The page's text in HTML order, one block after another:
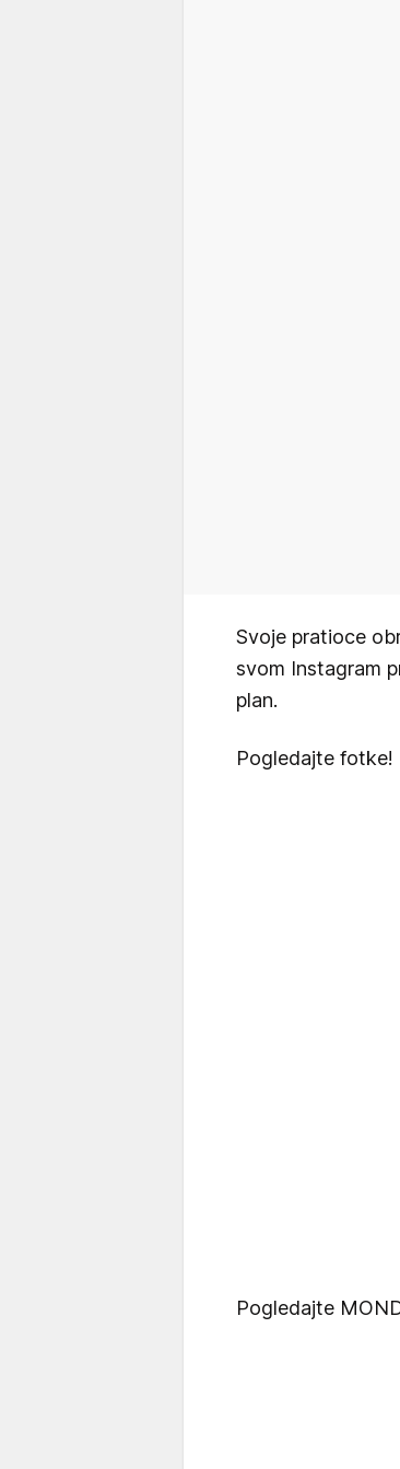
Svoje pratioce
svom Instagram
plan.
Pogledajte fotke!
Pogledajte